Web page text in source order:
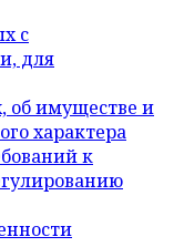
с
для
об имуществе и
характера
к